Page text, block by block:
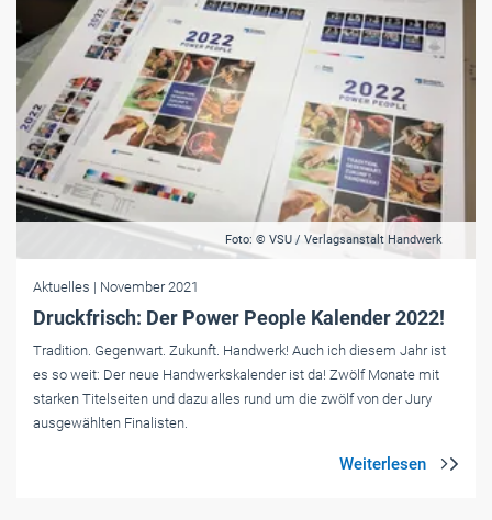
Foto: © VSU / Verlagsanstalt Handwerk
Aktuelles | November 2021
Druckfrisch: Der Power People Kalender 2022!
Tradition. Gegenwart. Zukunft. Handwerk! Auch ich diesem Jahr ist
es so weit: Der neue Handwerkskalender ist da! Zwölf Monate mit
starken Titelseiten und dazu alles rund um die zwölf von der Jury
ausgewählten Finalisten.